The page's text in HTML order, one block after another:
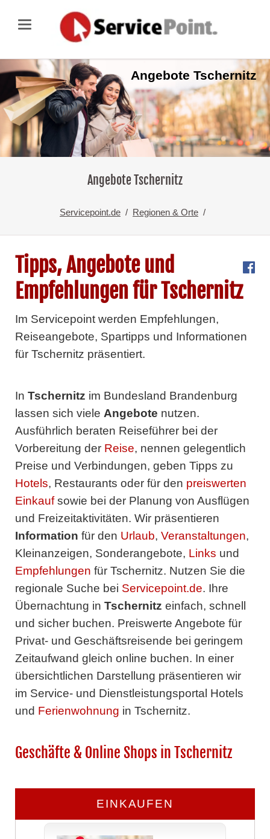
Angebote Tschernitz
Angebote Tschernitz
Servicepoint.de Regionen & Orte
Tipps, Angebote und
Empfehlungen für Tschernitz
Im Servicepoint werden Empfehlungen,
Reiseangebote, Spartipps und Informationen
für Tschernitz präsentiert.
In Tschernitz im Bundesland Brandenburg
lassen sich viele Angebote nutzen.
Ausführlich beraten Reiseführer bei der
Vorbereitung der Reise, nennen gelegentlich
Preise und Verbindungen, geben Tipps zu
Hotels, Restaurants oder für den preiswerten
Einkaufsowie bei der Planung von Ausflügen
und Freizeitaktivitäten. Wir präsentieren
Information für den Urlaub, Veranstaltungen,
Kleinanzeigen, Sonderangebote, Links und
Empfehlungen für Tschernitz. Nutzen Sie die
regionale Suche bei Servicepoint.de. Ihre
Übernachtung in Tschernitz einfach, schnell
und sicher buchen. Preiswerte Angebote für
Privat- und Geschäftsreisende bei geringem
Zeitaufwand gleich online buchen. In einer
übersichtlichen Darstellung präsentieren wir
im Service- und Dienstleistungsportal Hotels
und Ferienwohnung in Tschernitz.
Geschäfte & Online Shops in Tschernitz
EINKAUFEN